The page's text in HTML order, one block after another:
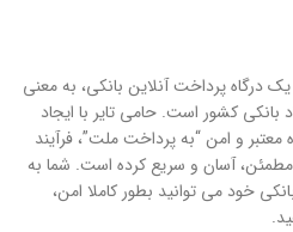
درگاه پرداخت آنلاین بانکی، به معنی
بانکی کشور است. حامی تایر با ایجاد
معتبر و امن “به پرداخت ملت”، فرآیند
آسان و سریع کرده است. شما به
خود می توانید بطور کاملا امن،